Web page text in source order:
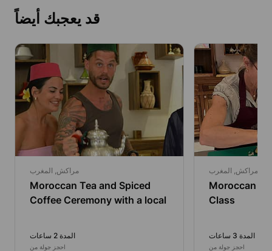
قد يعجبك أيضاً
مراكش, المغرب
Moroccan Tea and Spiced
Coffee Ceremony with a local
المدة 2 ساعات
احجز جولة من
مراكش, المغرب
Moroccan
Class
المدة 3 ساعات
احجز جولة من